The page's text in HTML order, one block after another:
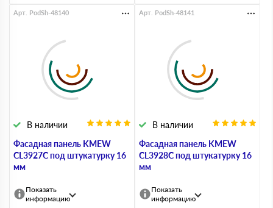
Фасадная панель KMEW
CL3927C под штукатурку 16
мм
В наличии
Арт. PodSh-48140
Показать
информацию
Фасадная панель KMEW
CL3928C под штукатурку 16
мм
В наличии
Арт. PodSh-48141
Показать
информацию